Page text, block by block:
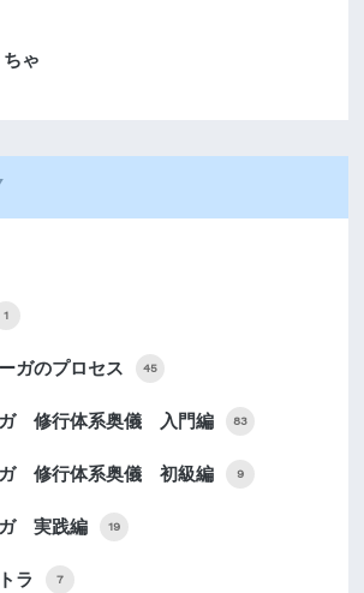
ゃ
1
ガのプロセス 45
ガ 修行体系奥儀 入門編 83
ガ 修行体系奥儀 初級編 9
ガ 実践編 19
ラ 7